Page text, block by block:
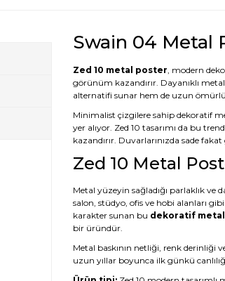
Swain 04 Metal
Zed 10 metal poster, modern
görünüm kazandırır. Dayanıklı
alternatifi sunar hem de uzun
Minimalist çizgilere sahip dekoratif
yer alıyor. Zed 10 tasarımı da bu
kazandırır. Duvarlarınızda sade
Zed 10 Metal
Metal yüzeyin sağladığı parlaklık ve
salon, stüdyo, ofis ve hobi alanları
karakter sunan bu dekoratif
bir üründür.
Metal baskının netliği, renk derinliği
uzun yıllar boyunca ilk günkü